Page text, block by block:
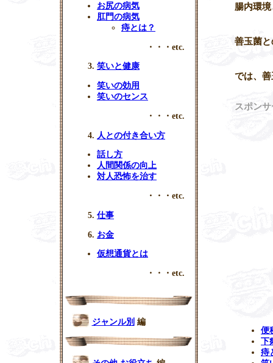
腸内環
善玉菌
では、 善
スポン
便
下
痔
お尻の病気
肛門の病気
痔とは？
・・・etc.
笑いと健康
笑いの効用
笑いのセンス
・・・etc.
人との付き合い方
話し方
人間関係の向上
対人恐怖を治す
・・・etc.
仕事
お金
仮想通貨とは
・・・etc.
ジャンル別 編